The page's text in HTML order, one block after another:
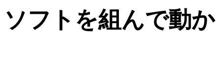
ソフトを組んで動